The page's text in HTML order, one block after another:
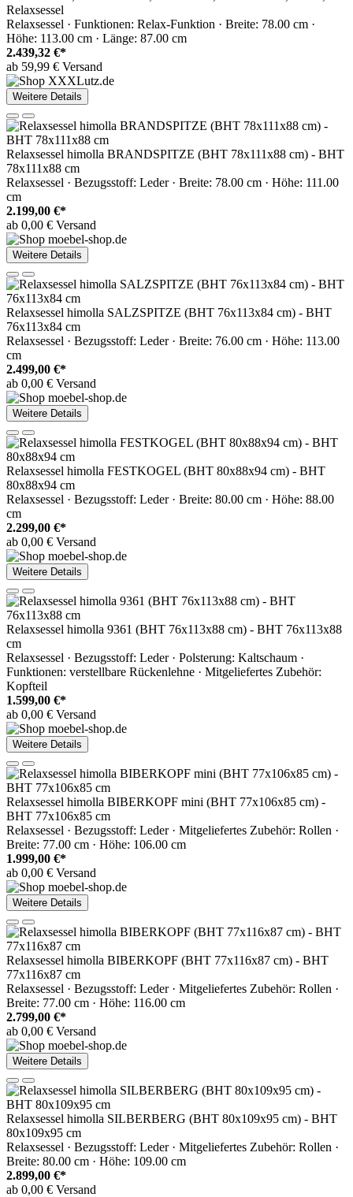
Relaxsessel
Relaxsessel · Funktionen: Relax-Funktion · Breite: 78.00 cm ·
Höhe: 113.00 cm · Länge: 87.00 cm
2.439,32 €*
ab 59,99 € Versand
Weitere Details
Relaxsessel himolla BRANDSPITZE (BHT 78x111x88 cm) - BHT
78x111x88 cm
Relaxsessel · Bezugsstoff: Leder · Breite: 78.00 cm · Höhe: 111.00
cm
2.199,00 €*
ab 0,00 € Versand
Weitere Details
Relaxsessel himolla SALZSPITZE (BHT 76x113x84 cm) - BHT
76x113x84 cm
Relaxsessel · Bezugsstoff: Leder · Breite: 76.00 cm · Höhe: 113.00
cm
2.499,00 €*
ab 0,00 € Versand
Weitere Details
Relaxsessel himolla FESTKOGEL (BHT 80x88x94 cm) - BHT
80x88x94 cm
Relaxsessel · Bezugsstoff: Leder · Breite: 80.00 cm · Höhe: 88.00
cm
2.299,00 €*
ab 0,00 € Versand
Weitere Details
Relaxsessel himolla 9361 (BHT 76x113x88 cm) - BHT 76x113x88
cm
Relaxsessel · Bezugsstoff: Leder · Polsterung: Kaltschaum ·
Funktionen: verstellbare Rückenlehne · Mitgeliefertes Zubehör:
Kopfteil
1.599,00 €*
ab 0,00 € Versand
Weitere Details
Relaxsessel himolla BIBERKOPF mini (BHT 77x106x85 cm) -
BHT 77x106x85 cm
Relaxsessel · Bezugsstoff: Leder · Mitgeliefertes Zubehör: Rollen ·
Breite: 77.00 cm · Höhe: 106.00 cm
1.999,00 €*
ab 0,00 € Versand
Weitere Details
Relaxsessel himolla BIBERKOPF (BHT 77x116x87 cm) - BHT
77x116x87 cm
Relaxsessel · Bezugsstoff: Leder · Mitgeliefertes Zubehör: Rollen ·
Breite: 77.00 cm · Höhe: 116.00 cm
2.799,00 €*
ab 0,00 € Versand
Weitere Details
Relaxsessel himolla SILBERBERG (BHT 80x109x95 cm) - BHT
80x109x95 cm
Relaxsessel · Bezugsstoff: Leder · Mitgeliefertes Zubehör: Rollen ·
Breite: 80.00 cm · Höhe: 109.00 cm
2.899,00 €*
ab 0,00 € Versand